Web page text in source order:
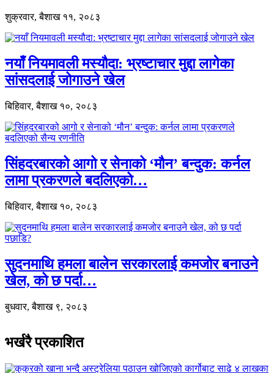
शुक्रवार, बैशाख ११, २०८३
नयाँ नियमावली मस्यौदा: भ्रष्टाचार मुद्दा लागेका
सांसदलाई जोगाउने खेल
बिहिवार, बैशाख १०, २०८३
सिंहदरबारको आगो र सेनाको ‘मौन’ बन्दुक: कर्नल
लामा प्रकरणले बदलिएको…
बिहिवार, बैशाख १०, २०८३
सुदनमाथि हमला बालेन सरकारलाई कमजोर बनाउने
खेल, को छ पर्दा…
बुधवार, बैशाख ९, २०८३
भर्खरै प्रकाशित